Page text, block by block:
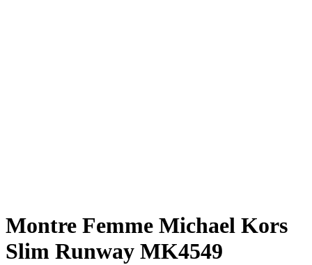
Montre Femme Michael Kors
Slim Runway MK4549